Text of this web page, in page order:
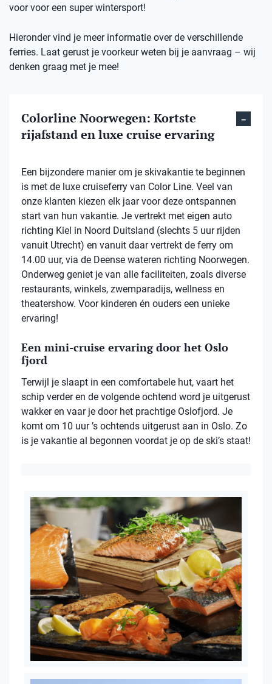
voor voor een super wintersport!
Hieronder vind je meer informatie over de verschillende
ferries. Laat gerust je voorkeur weten bij je aanvraag – wij
denken graag met je mee!
Colorline Noorwegen: Kortste
rijafstand en luxe cruise ervaring
Een bijzondere manier om je skivakantie te beginnen
is met de luxe cruiseferry van Color Line. Veel van
onze klanten kiezen elk jaar voor deze ontspannen
start van hun vakantie. Je vertrekt met eigen auto
richting Kiel in Noord Duitsland (slechts 5 uur rijden
vanuit Utrecht) en vanuit daar vertrekt de ferry om
14.00 uur, via de Deense wateren richting Noorwegen.
Onderweg geniet je van alle faciliteiten, zoals diverse
restaurants, winkels, zwemparadijs, wellness en
theatershow. Voor kinderen én ouders een unieke
ervaring!
Een mini-cruise ervaring door het Oslo
fjord
Terwijl je slaapt in een comfortabele hut, vaart het
schip verder en de volgende ochtend word je uitgerust
wakker en vaar je door het prachtige Oslofjord. Je
komt om 10 uur ’s ochtends uitgerust aan in Oslo. Zo
is je vakantie al begonnen voordat je op de ski’s staat!